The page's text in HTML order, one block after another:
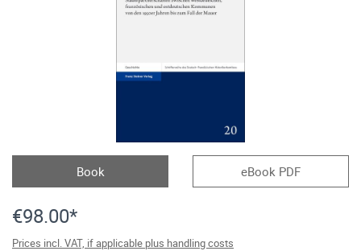
Book eBook PDF
€98.00*
Prices incl. VAT, if applicable plus handling costs